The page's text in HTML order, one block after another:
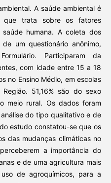
A saúde ambiental é
trata sobre os fatores
humana. A coleta dos
um questionário anônimo,
Participaram da
com idade entre 15 a 18
no Ensino Médio, em escolas
51,16% são do sexo
meio rural. Os dados foram
do tipo qualitativo e de
estudo constatou-se que os
das mudanças climáticas no
a importância do
e de uma agricultura mais
de agroquímicos, para a